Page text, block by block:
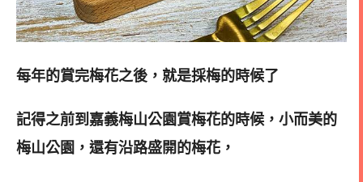
每年的賞完梅花之後，就是採梅的時候了
記得之前到嘉義梅山公園賞梅花的時候，小而美的
梅山公園，還有沿路盛開的梅花，